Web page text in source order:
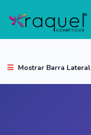
Mostrar Barra Lateral